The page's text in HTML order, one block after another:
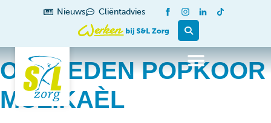
Nieuws Cliëntadvies
OPTREDEN POPKOOR
MUZIKAÈL